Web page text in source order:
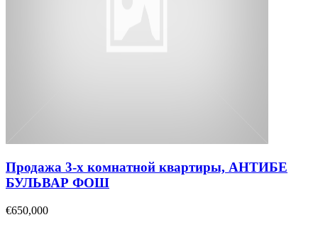
Продажа 3-х комнатной квартиры, АНТИБЕ
БУЛЬВАР ФОШ
€650,000